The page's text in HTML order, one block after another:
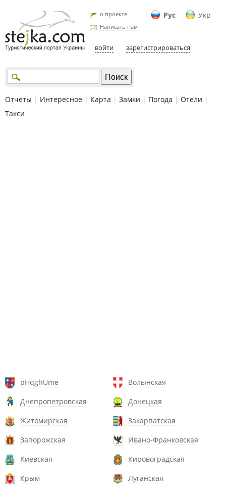
Рус Укр
о проекте
Написать нам
войти зарегистрироваться
Отчеты | Интересное | Карта | Замки | Погода | Отели |
Такси
pHqghUme
Волынская
Днепропетровская
Донецкая
Житомирская
Закарпатская
Запорожская
Ивано-Франковская
Киевская
Кировоградская
Крым
Луганская